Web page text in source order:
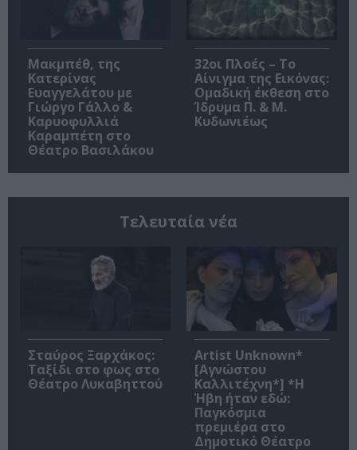
Μακμπέθ, της
Κατερίνας
Ευαγγελάτου με
Γιώργο Γάλλο &
Καρυοφυλλιά
Καραμπέτη στο
Θέατρο Βασιλάκου
32οι Πλοές – Το
Αίνιγμα της Εικόνας:
Ομαδική έκθεση στο
Ίδρυμα Π. & Μ.
Κυδωνιέως
Τελευταία νέα
Σταύρος Ξαρχάκος:
Ταξίδι στο φως στο
Θέατρο Λυκαβηττού
Artist Unknown*
[Αγνώστου
Καλλιτέχνη*] *Η
Ήβη ήταν εδώ:
Παγκόσμια
πρεμιέρα στο
Δημοτικό Θέατρο